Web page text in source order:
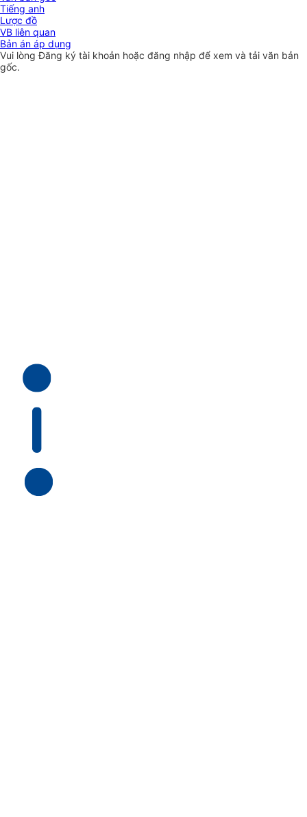
Tiếng anh
Lược đồ
VB liên quan
Bản án áp dụng
Vui lòngĐăng ký tài khoản hoặc đăng nhập để xem và tải văn bản
gốc.